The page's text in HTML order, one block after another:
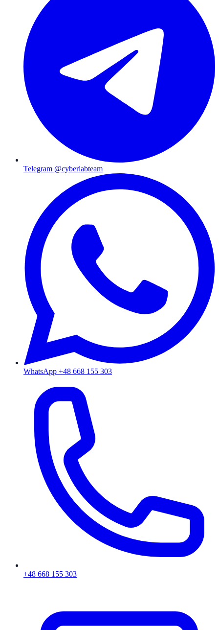
Telegram @cyberlabteam
WhatsApp +48 668 155 303
+48 668 155 303